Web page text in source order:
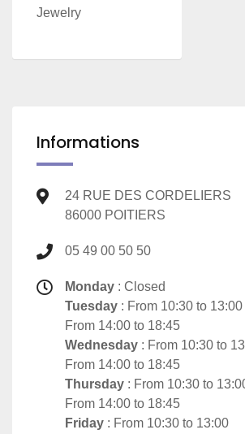
Jewelry
Informations
24 RUE DES CORDELIERS
86000 POITIERS
05 49 00 50 50
Monday : Closed
Tuesday : From 10:30 to 13:00
From 14:00 to 18:45
Wednesday : From 10:30 to
From 14:00 to 18:45
Thursday : From 10:30 to
From 14:00 to 18:45
Friday : From 10:30 to 13:00